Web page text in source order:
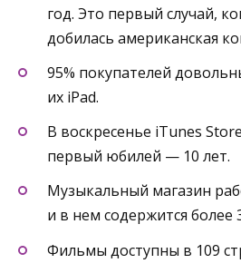
год. Это первый случай,
добилась американская
95% покупателей
их iPad.
В воскресенье iTunes
первый юбилей — 10 лет.
Музыкальный магазин
и в нем содержится более
Фильмы доступны в 109